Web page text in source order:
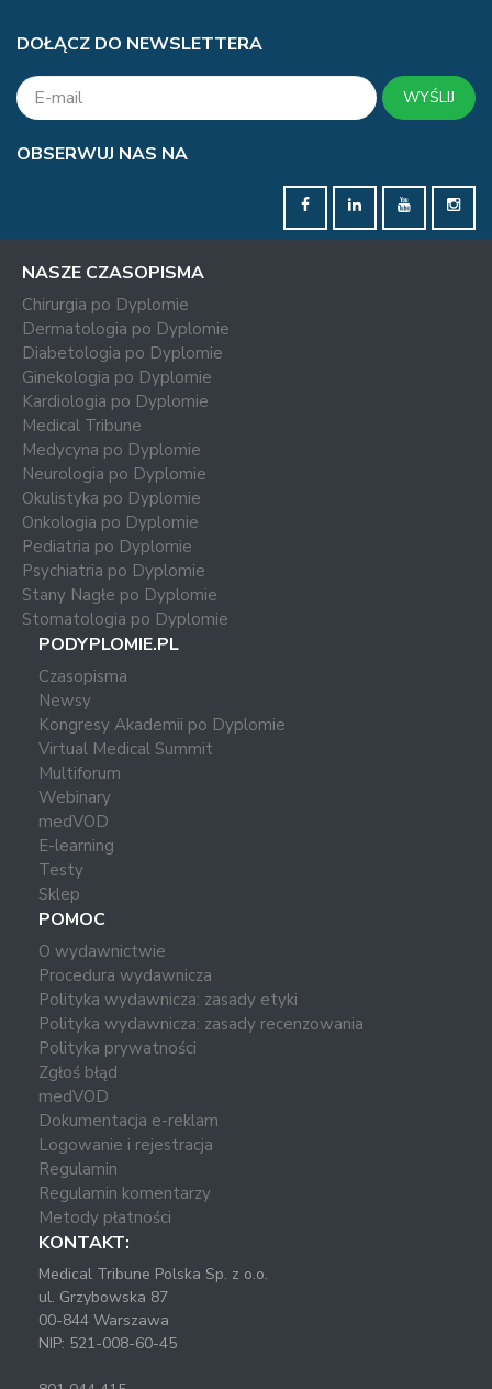
DOŁĄCZ DO NEWSLETTERA
WYŚLIJ
OBSERWUJ NAS NA
NASZE CZASOPISMA
Chirurgia po Dyplomie
Dermatologia po Dyplomie
Diabetologia po Dyplomie
Ginekologia po Dyplomie
Kardiologia po Dyplomie
Medical Tribune
Medycyna po Dyplomie
Neurologia po Dyplomie
Okulistyka po Dyplomie
Onkologia po Dyplomie
Pediatria po Dyplomie
Psychiatria po Dyplomie
Stany Nagłe po Dyplomie
Stomatologia po Dyplomie
PODYPLOMIE.PL
Czasopisma
Newsy
Kongresy Akademii po Dyplomie
Virtual Medical Summit
Multiforum
Webinary
medVOD
E-learning
Testy
Sklep
POMOC
O wydawnictwie
Procedura wydawnicza
Polityka wydawnicza: zasady etyki
Polityka wydawnicza: zasady recenzowania
Polityka prywatności
Zgłoś błąd
medVOD
Dokumentacja e-reklam
Logowanie i rejestracja
Regulamin
Regulamin komentarzy
Metody płatności
KONTAKT:
Medical Tribune Polska Sp. z o.o.
ul. Grzybowska 87
00-844 Warszawa
NIP: 521-008-60-45